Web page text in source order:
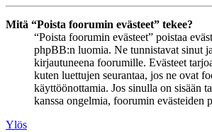
Mitä “Poista foorumin evästeet” tekee?
“Poista foorumin evästeet” poistaa
phpBB:n luomia. Ne tunnistavat sinut
kirjautuneena foorumille. Evästeet
kuten luettujen seurantaa, jos ne ovat
käyttöönottamia. Jos sinulla on sisään
kanssa ongelmia, foorumin evästeiden
Ylös